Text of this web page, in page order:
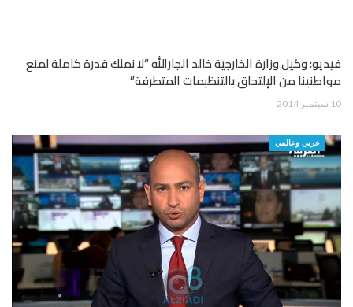
فيديو: وكيل وزارة الخارجية خالد الجارالله “لا نملك قدرة كاملة لمنع
مواطنينا من الإلتحاق بالتنظيمات المتطرفة”
10 سبتمبر 2014
عربي وعالمي